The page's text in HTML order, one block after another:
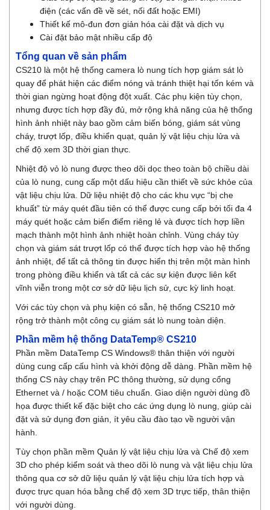
điện (các vấn đề về sét, nối đất hoặc EMI)
Thiết kế mô-đun đơn giản hóa cài đặt và dịch vụ
Cài đặt bảo mật nhiều cấp độ
Tổng quan về sản phẩm
CS210 là một hệ thống camera lò nung tích hợp giám sát lò
quay để phát hiện các điểm nóng và tránh thiệt hại tốn kém và
thời gian ngừng hoạt động đột xuất. Các phụ kiện tùy chọn,
nhưng được tích hợp đầy đủ, mở rộng khả năng của hệ thống
hình ảnh nhiệt này bao gồm cảm biến bóng, giám sát vùng
cháy, trượt lốp, điều khiển quạt, quản lý vật liệu chịu lửa và
chế độ xem 3D thời gian thực.
Nhiệt độ vỏ lò nung được theo dõi dọc theo toàn bộ chiều dài
của lò nung, cung cấp một dấu hiệu cần thiết về sức khỏe của
vật liệu chịu lửa. Dữ liệu nhiệt độ cho các khu vực “bị che
khuất” từ máy quét đầu tiên có thể được cung cấp bởi tối đa 4
máy quét hoặc cảm biến điểm riêng lẻ và được tích hợp liền
mạch thành một hình ảnh nhiệt hoàn chỉnh. Vùng cháy tùy
chọn và giám sát trượt lốp có thể được tích hợp vào hệ thống
ảnh nhiệt, để tất cả thông tin được hiển thị trên một màn hình
trong phòng điều khiển và tất cả các sự kiện được liên kết
vĩnh viễn trong một cơ sở dữ liệu lịch sử, cực kỳ linh hoạt.
Với các tùy chọn và phụ kiện có sẵn, hệ thống CS210 mở
rộng trở thành một công cụ giám sát lò nung toàn diện.
Phần mềm hệ thống DataTemp® CS210
Phần mềm DataTemp CS Windows® thân thiện với người
dùng cung cấp cấu hình và khởi động dễ dàng. Phần mềm hệ
thống CS này chạy trên PC thông thường, sử dụng cổng
Ethernet và / hoặc COM tiêu chuẩn. Giao diện người dùng đồ
họa được thiết kế đặc biệt cho các ứng dụng lò nung, giúp cài
đặt và sử dụng đơn giản, ít yêu cầu đào tạo về người vận
hành.
Tùy chọn phần mềm Quản lý vật liệu chịu lửa và Chế độ xem
3D cho phép kiểm soát và theo dõi lò nung và vật liệu chịu lửa
thông qua cơ sở dữ liệu quản lý vật liệu chịu lửa tích hợp và
được trực quan hóa bằng chế độ xem 3D trực tiếp, thân thiện
với người dùng.